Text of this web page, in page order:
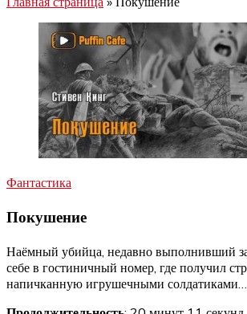
Фантастика
Покушение
Наёмный убийца, недавно выполнивший
себе в гостиничный номер, где получил
напичканную игрушечными солдатиками…